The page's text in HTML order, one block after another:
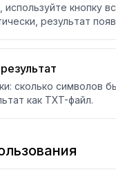
кнопку
результат
сколько символов
как TXT-файл.